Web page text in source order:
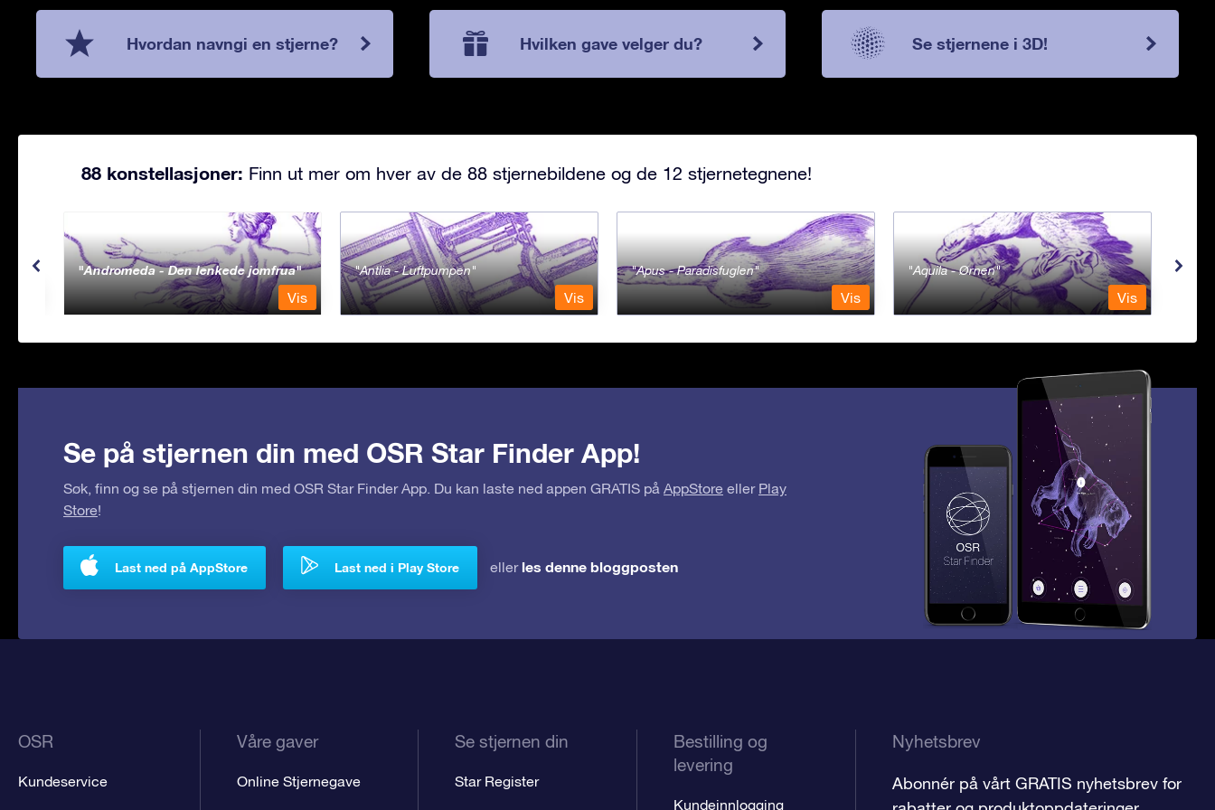
Hvordan navngi en stjerne? Hvilken gave velger du? Se stjernene i 3D!
88 konstellasjoner: Finn ut mer om hver av de 88 stjernebildene og de 12 stjernetegnene!
Andromeda - Den lenkede jomfrua
Vis
Antlia - Luftpumpen
Vis
Apus - Paradisfuglen
Vis
Aquila - Ørnen
Vis
Se på stjernen din med OSR Star Finder App!
Søk, finn og se på stjernen din med OSR Star Finder App. Du kan laste ned appen GRATIS på AppStore eller Play
Store!
Last ned på AppStore Last ned i Play Store eller les denne bloggposten
OSR
Kundeservice
Våre gaver
Online Stjernegave
Se stjernen din
Star Register
Bestilling og
levering
Kundeinnlogging
Nyhetsbrev
Abonnér på vårt GRATIS nyhetsbrev for